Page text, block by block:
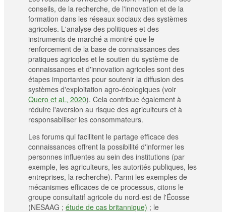
conseils, de la recherche, de l'innovation et de la
formation dans les réseaux sociaux des systèmes
agricoles. L'analyse des politiques et des
instruments de marché a montré que le
renforcement de la base de connaissances des
pratiques agricoles et le soutien du système de
connaissances et d'innovation agricoles sont des
étapes importantes pour soutenir la diffusion des
systèmes d'exploitation agro-écologiques (voir
Quero et al., 2020). Cela contribue également à
réduire l'aversion au risque des agriculteurs et à
responsabiliser les consommateurs.
Les forums qui facilitent le partage efficace des
connaissances offrent la possibilité d'informer les
personnes influentes au sein des institutions (par
exemple, les agriculteurs, les autorités publiques, les
entreprises, la recherche). Parmi les exemples de
mécanismes efficaces de ce processus, citons le
groupe consultatif agricole du nord-est de l'Écosse
(NESAAG ; étude de cas britannique) ; le